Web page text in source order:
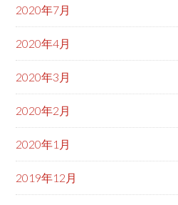
2020年7月
2020年4月
2020年3月
2020年2月
2020年1月
2019年12月